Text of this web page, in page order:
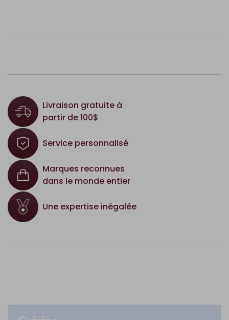
Livraison gratuite à
partir de 100$
Service personnalisé
Marques reconnues
dans le monde entier
Une expertise inégalée